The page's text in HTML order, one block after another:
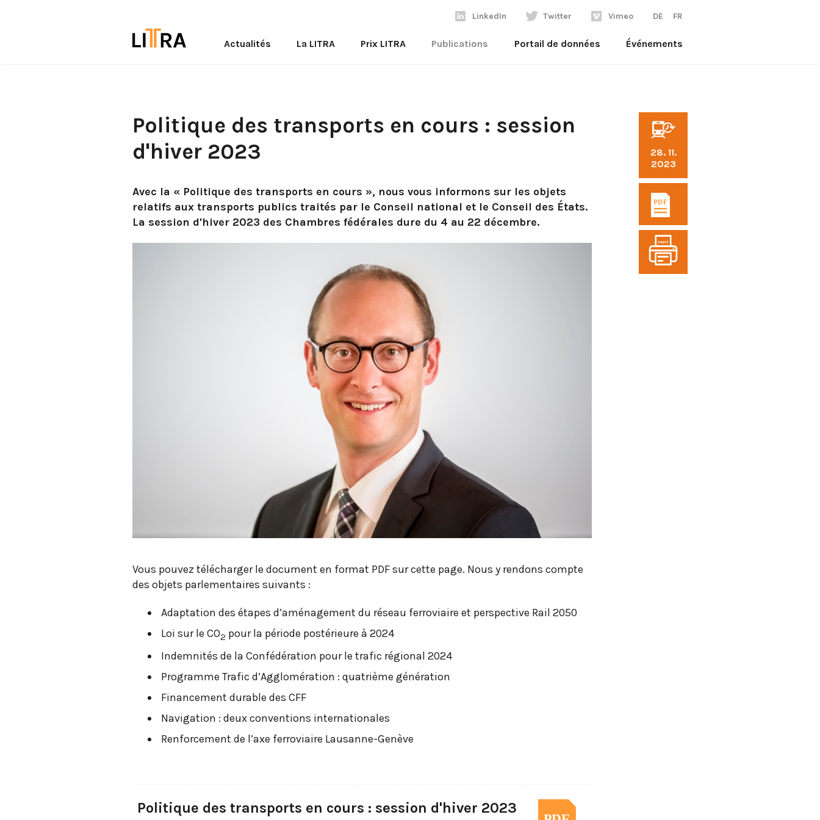
LinkedIn Twitter Vimeo DE FR
Actualités La LITRA Prix LITRA Publications Portail de données Événements
28. 11.
2023
PRINT
Politique des transports en cours : session
d'hiver 2023
Avec la « Politique des transports en cours », nous vous informons sur les objets
relatifs aux transports publics traités par le Conseil national et le Conseil des États.
La session d'hiver 2023 des Chambres fédérales dure du 4 au 22 décembre.
Vous pouvez télécharger le document en format PDF sur cette page. Nous y rendons compte
des objets parlementaires suivants :
Adaptation des étapes d’aménagement du réseau ferroviaire et perspective Rail 2050
Loi sur le CO2 pour la période postérieure à 2024
Indemnités de la Confédération pour le trafic régional 2024
Programme Trafic d’Agglomération : quatrième génération
Financement durable des CFF
Navigation : deux conventions internationales
Renforcement de l’axe ferroviaire Lausanne-Genève
Politique des transports en cours : session d'hiver 2023